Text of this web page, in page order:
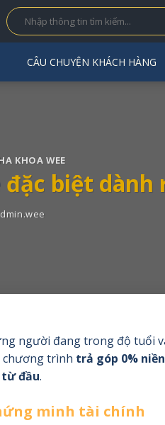
CÂU CHUYỆN KHÁCH HÀNG
KHOA WEE
biệt dành
người đang trong độ tuổi
trình trả góp 0%
đầu.
minh tài chính